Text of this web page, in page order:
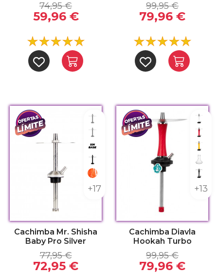
74,95 €
59,96 €
99,95 €
79,96 €
Sin kit
Sin kit
Sin base
Kit Pro Black
Red
+17
Cachimba Mr. Shisha
Baby Pro Silver
77,95 €
72,95 €
Red
Clear
Full
+13
Cachimba Diavla
Hookah Turbo
99,95 €
79,96 €